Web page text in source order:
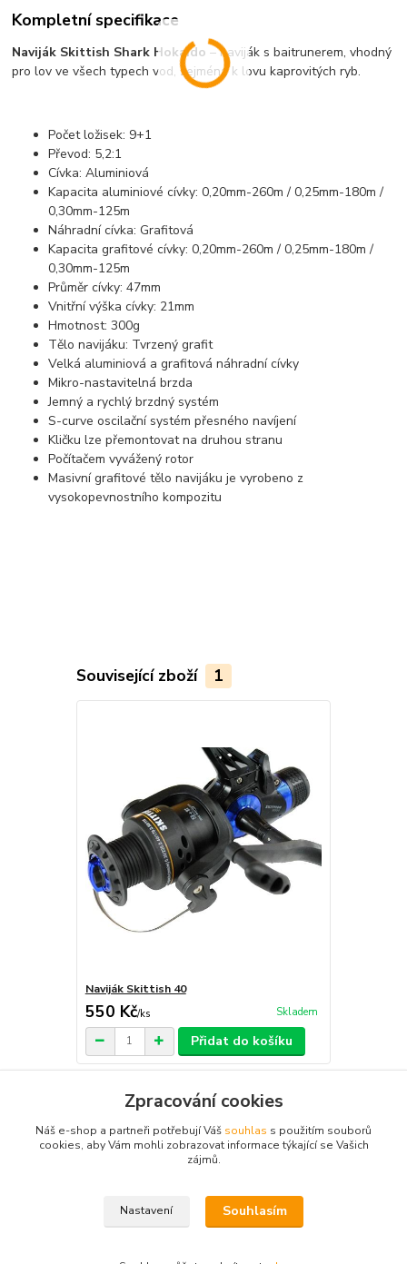
Kompletní specifikace
Naviják Skittish Shark Hokaido – naviják s baitrunerem, vhodný
pro lov ve všech typech vod, zejména k lovu kaprovitých ryb.
Počet ložisek: 9+1
Převod: 5,2:1
Cívka: Aluminiová
Kapacita aluminiové cívky: 0,20mm-260m / 0,25mm-180m /
0,30mm-125m
Náhradní cívka: Grafitová
Kapacita grafitové cívky: 0,20mm-260m / 0,25mm-180m /
0,30mm-125m
Průměr cívky: 47mm
Vnitřní výška cívky: 21mm
Hmotnost: 300g
Tělo navijáku: Tvrzený grafit
Velká aluminiová a grafitová náhradní cívky
Mikro-nastavitelná brzda
Jemný a rychlý brzdný systém
S-curve oscilační systém přesného navíjení
Kličku lze přemontovat na druhou stranu
Počítačem vyvážený rotor
Masivní grafitové tělo navijáku je vyrobeno z
vysokopevnostního kompozitu
Související zboží 1
Naviják Skittish 40
550 Kč/ks Skladem
Přidat do košíku
Zboží zařazeno v kategoriích
Navijáky
Zpracování cookies
Náš e-shop a partneři potřebují Váš souhlas s použitím souborů
cookies, aby Vám mohli zobrazovat informace týkající se Vašich
zájmů.
Nastavení Souhlasím